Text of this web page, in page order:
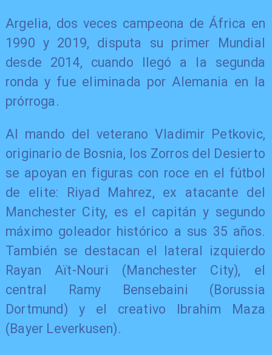
Argelia, dos veces campeona de África en
1990 y 2019, disputa su primer Mundial
desde 2014, cuando llegó a la segunda
ronda y fue eliminada por Alemania en la
prórroga.
Al mando del veterano Vladimir Petkovic,
originario de Bosnia, los Zorros del Desierto
se apoyan en figuras con roce en el fútbol
de elite: Riyad Mahrez, ex atacante del
Manchester City, es el capitán y segundo
máximo goleador histórico a sus 35 años.
También se destacan el lateral izquierdo
Rayan Aït-Nouri (Manchester City), el
central Ramy Bensebaini (Borussia
Dortmund) y el creativo Ibrahim Maza
(Bayer Leverkusen).